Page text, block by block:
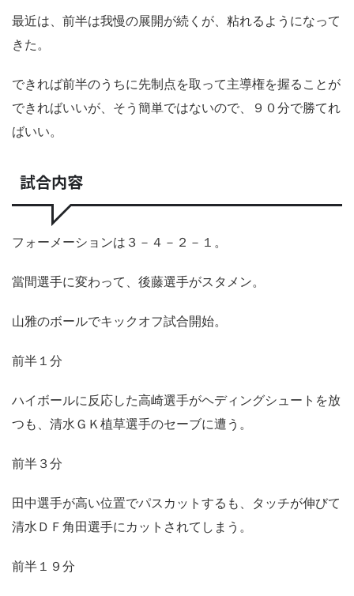
最近は、前半は我慢の展開が続くが、粘れるようになって
きた。
できれば前半のうちに先制点を取って主導権を握ることが
できればいいが、そう簡単ではないので、９０分で勝てれ
ばいい。
試合内容
フォーメーションは３－４－２－１。
當間選手に変わって、後藤選手がスタメン。
山雅のボールでキックオフ試合開始。
前半１分
ハイボールに反応した高崎選手がヘディングシュートを放
つも、清水ＧＫ植草選手のセーブに遭う。
前半３分
田中選手が高い位置でパスカットするも、タッチが伸びて
清水ＤＦ角田選手にカットされてしまう。
前半１９分